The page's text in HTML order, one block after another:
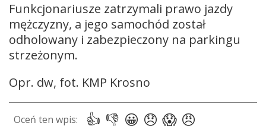
Funkcjonariusze zatrzymali prawo jazdy
mężczyzny, a jego samochód został
odholowany i zabezpieczony na parkingu
strzeżonym.
Opr. dw, fot. KMP Krosno